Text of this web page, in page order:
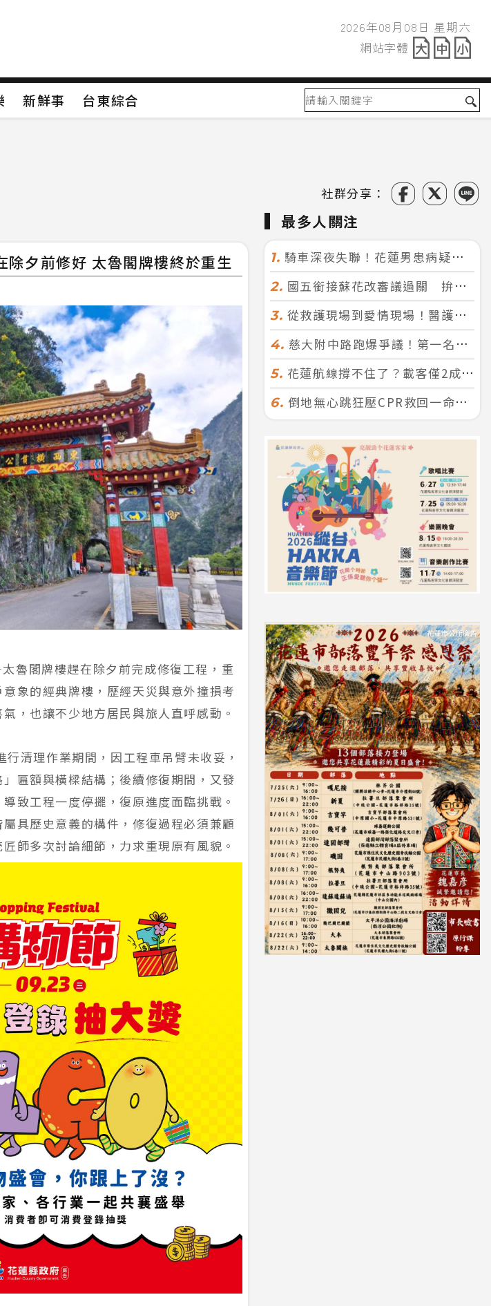
2026年08月08日
網站字體
新鮮事
台東綜合
社群分享：
夕前修好 太魯閣牌樓終於重生
魯閣牌樓趕在除夕前完成修復工程，重
象的經典牌樓，歷經天災與意外撞損考
，也讓不少地方居民與旅人直呼感動。
清理作業期間，因工程車吊臂未收妥，
匾額與橫樑結構；後續修復期間，又發
致工程一度停擺，復原進度面臨挑戰。
具歷史意義的構件，修復過程必須兼顧
師多次討論細節，力求重現原有風貌。
最多人關注
1. 騎車深夜失聯！花蓮男患病疑迷途 警徒步百米急尋救回一命
2. 國五銜接蘇花改審議過關 拚明年七月前開工！台北花蓮2小時生活圈成形
3. 從救護現場到愛情現場！醫護×消防浪漫聯誼 32人配對成功5對
4. 慈大附中路跑爆爭議！第一名遭拔又改並列 家長怒：難以接受
5. 花蓮航線撐不住了？載客僅2成、年虧7000萬 華信喊：真的快飛不下去
6. 倒地無心跳狂壓CPR救回一命！警手傷撕裂仍不放手 竟救到藝人何篤霖哥哥
2026年08月08日 星期六
網站字體
新鮮事 台東綜合